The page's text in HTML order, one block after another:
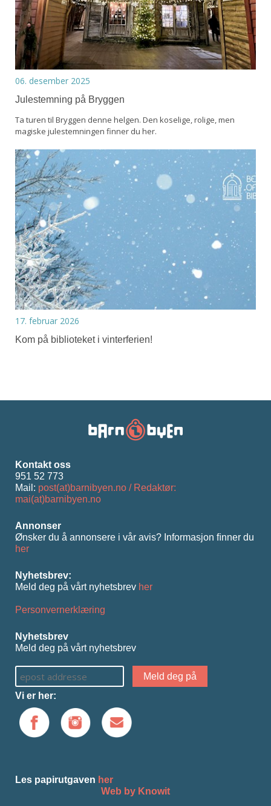
06. desember 2025
Julestemning på Bryggen
Ta turen til Bryggen denne helgen. Den koselige, rolige, men
magiske julestemningen finner du her.
17. februar 2026
Kom på biblioteket i vinterferien!
Kontakt oss
951 52 773
Mail: post(at)barnibyen.no / Redaktør:
mai(at)barnibyen.no
Annonser
Ønsker du å annonsere i vår avis? Informasjon ﬁnner du
her
Nyhetsbrev:
Meld deg på vårt nyhetsbrev her
Personvernerklæring
Nyhetsbrev
Meld deg på vårt nyhetsbrev
Vi er her:
Les papirutgaven her
Web by Knowit